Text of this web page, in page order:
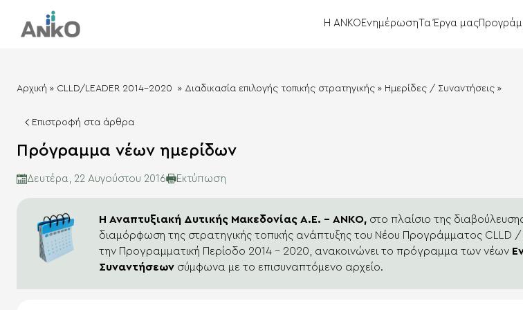
Η ΑΝΚΟ Ενημέρωση Τα Έργα μας
Αρχική » CLLD/LEADER 2014-2020 » Διαδικασία επιλογής τοπικής στρατηγικής » Ημερίδες / Συναντήσεις »
Επιστροφή στα άρθρα
Πρόγραμμα νέων ημερίδων
Δευτέρα, 22 Αυγούστου 2016 Eκτύπωση
Η Αναπτυξιακή Δυτικής Μακεδονίας Α.Ε. – ΑΝKO, στο πλαίσιο της
διαμόρφωση της στρατηγικής τοπικής ανάπτυξης του Νέου Προγράμματος CLLD /
την Προγραμματική Περίοδο 2014 – 2020, ανακοινώνει το πρόγραμμα των νέων
Συναντήσεων σύμφωνα με το επισυναπτόμενο αρχείο.